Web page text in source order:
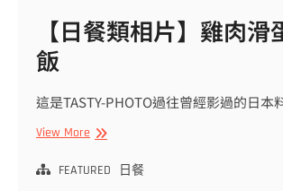
【日餐類相片】雞肉滑
飯
這是TASTY-PHOTO過往曾經影過的日
View More【日
類
FEATURED
日餐